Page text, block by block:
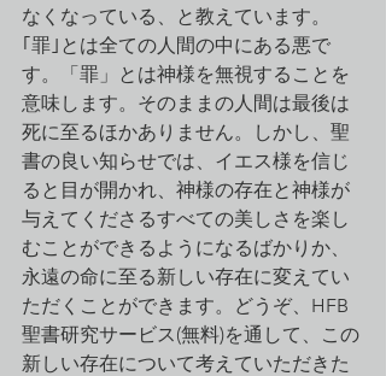
なくなっている、と教えています。
｢罪｣とは全ての人間の中にある悪で
す。「罪」とは神様を無視することを
意味します。そのままの人間は最後は
死に至るほかありません。しかし、聖
書の良い知らせでは、イエス様を信じ
ると目が開かれ、神様の存在と神様が
与えてくださるすべての美しさを楽し
むことができるようになるばかりか、
永遠の命に至る新しい存在に変えてい
ただくことができます。どうぞ、HFB
聖書研究サービス(無料)を通して、この
新しい存在について考えていただきた